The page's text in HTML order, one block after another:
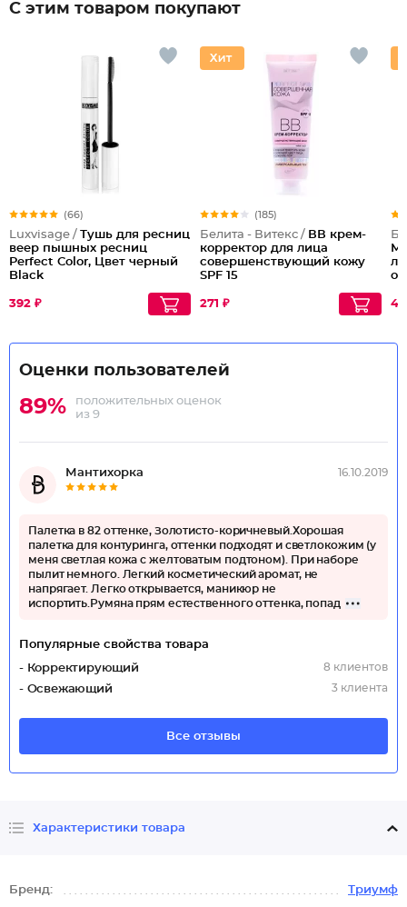
С этим товаром покупают
(66)
Luxvisage / Тушь для ресниц
веер пышных ресниц
Perfect Color, Цвет черный
Black
392 ₽
(185)
Белита - Витекс / ВВ крем-
корректор для лица
совершенствующий кожу
SPF 15
271 ₽
Оценки пользователей
89%
положительных оценок
из 9
Мантихорка 16.10.2019
Палетка в 82 оттенке, Золотисто-коричневый.Хорошая
палетка для контуринга, оттенки подходят и светлокожим (у
меня светлая кожа с желтоватым подтоном). При наборе
пылит немного. Легкий косметический аромат, не
напрягает. Легко открывается, маникюр не
испортить.Румяна прям естественного оттенка, попад
Популярные свойства товара
- Корректирующий
8 клиентов
- Освежающий 3 клиента
Все отзывы
Характеристики товара
Бренд: Триумф